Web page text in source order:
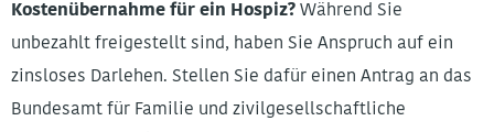
Kostenübernahme für ein Hospiz? Während Sie
unbezahlt freigestellt sind, haben Sie Anspruch auf ein
zinsloses Darlehen. Stellen Sie dafür einen Antrag an das
Bundesamt für Familie und zivilgesellschaftliche